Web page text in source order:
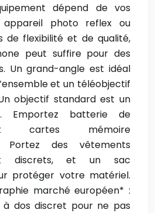
dépend de vos
appareil photo reflex ou
de flexibilité et de qualité,
peut suffire pour des
Un grand-angle est idéal
et un téléobjectif
objectif standard est un
Emportez batterie de
cartes mémoire
Portez des vêtements
discrets, et un sac
protéger votre matériel.
marché européen* :
à dos discret pour ne pas